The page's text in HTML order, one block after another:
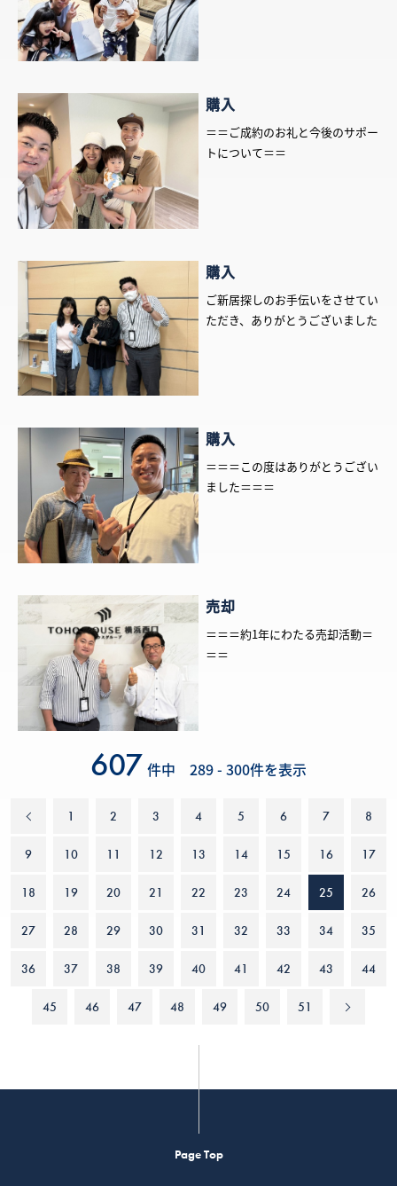
購入
＝＝ご成約のお礼と今後のサポー
トについて＝＝
購入
ご新居探しのお手伝いをさせてい
ただき、ありがとうございました
購入
＝＝＝この度はありがとうござい
ました＝＝＝
売却
＝＝＝約1年にわたる売却活動＝
＝＝
607 件中 289 - 300件を表示
1 2 3 4 5 6 7 8
9 10 11 12 13 14 15 16 17
18 19 20 21 22 23 24 25 26
27 28 29 30 31 32 33 34 35
36 37 38 39 40 41 42 43 44
45 46 47 48 49 50 51
Page Top